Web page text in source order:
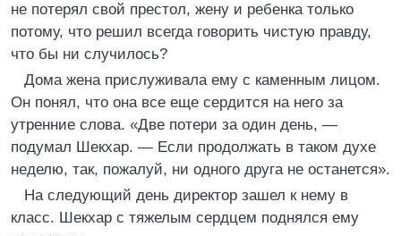
не потерял свой престол, жену и ребенка только
потому, что решил всегда говорить чистую правду,
что бы ни случилось?
Дома жена прислуживала ему с каменным лицом.
Он понял, что она все еще сердится на него за
утренние слова. «Две потери за один день, —
подумал Шекхар. — Если продолжать в таком духе
неделю, так, пожалуй, ни одного друга не останется».
На следующий день директор зашел к нему в
класс. Шекхар с тяжелым сердцем поднялся ему